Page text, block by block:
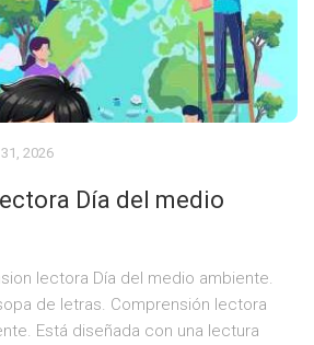
2026
Día del medio
lectora Día del medio ambiente.
de letras. Comprensión lectora
Está diseñada con una lectura